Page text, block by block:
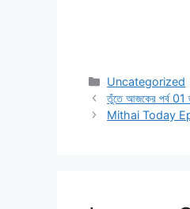
Categories
Uncategorized
তুঁতে আজকের পর্ব 01
Mithai Today